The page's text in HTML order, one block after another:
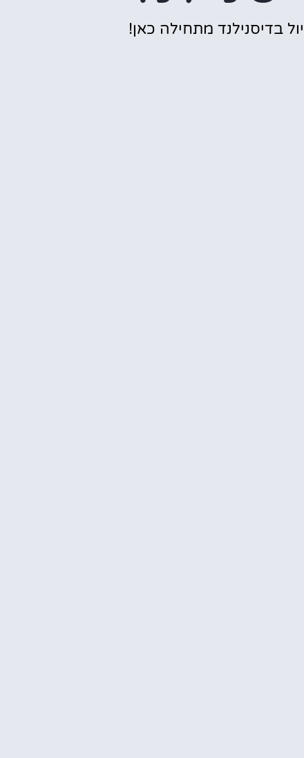
בדיסנילנד מתחילה כאן!